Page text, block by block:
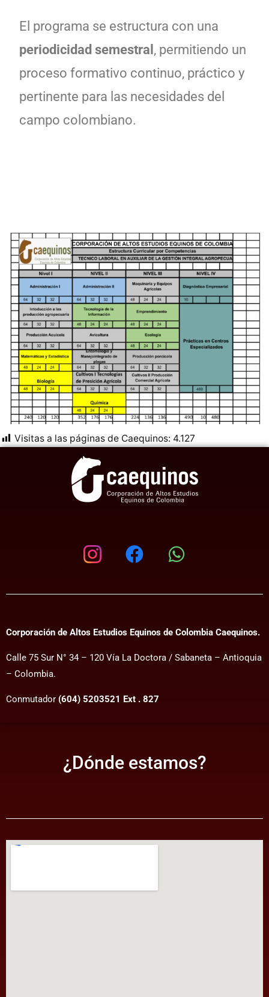
El programa se estructura con una
periodicidad semestral , permitiendo un
proceso formativo continuo, práctico y
pertinente para las necesidades del
campo colombiano.
Visitas a las páginas de Caequinos: 4.127
Corporación de Altos Estudios Equinos de Colombia Caequinos.
Calle 75 Sur N° 34 – 120 Vía La Doctora / Sabaneta – Antioquia
– Colombia.
Conmutador (604) 5203521 Ext . 827
¿Dónde estamos?